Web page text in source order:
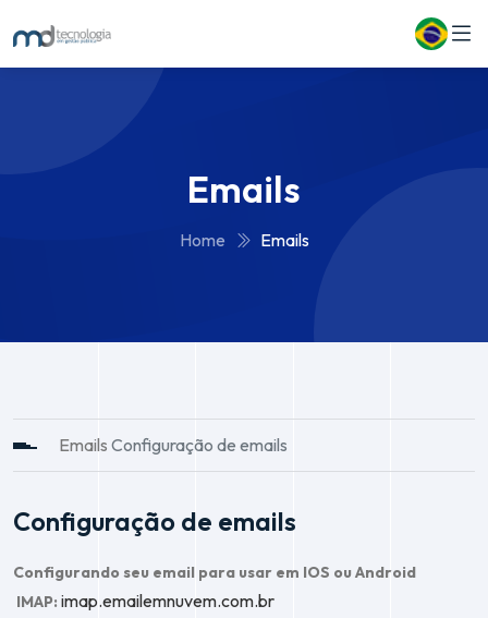
Emails
Home Emails
Emails Configuração de emails
Configuração de emails
Configurando seu email para usar em IOS ou Android
IMAP: imap.emailemnuvem.com.br